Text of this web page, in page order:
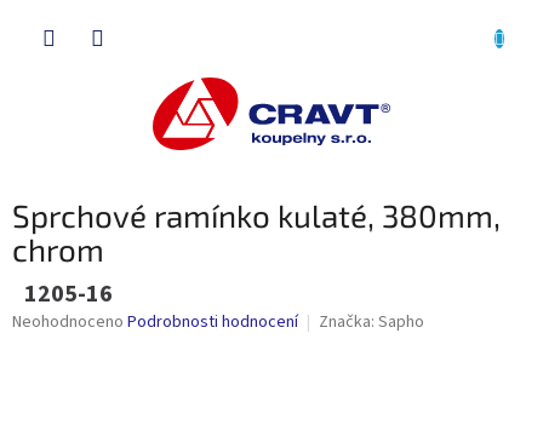
Sprchové ramínko kulaté, 380mm,
chrom
1205-16
Průměrné
Neohodnoceno Podrobnosti hodnocení Značka: Sapho